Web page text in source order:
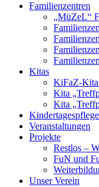
Familienzentren
„MüZeL“
Kitas
KiFaZ-Kita
Kita
Kita
Kindertagespflege
Veranstaltungen
Projekte
Restlos –
FuN und
Unser Verein